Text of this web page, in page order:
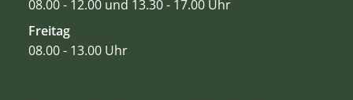
08.00 - 12.00 und 13.30 - 17.00 Uhr
Freitag
08.00 - 13.00 Uhr